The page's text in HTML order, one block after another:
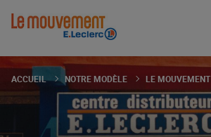
ACCUEIL NOTRE MODÈLE LE MOUVEMENT